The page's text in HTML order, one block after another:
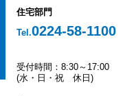
住宅部門
Tel.0224-58-1100
受付時間：8:30～17:00
(水・日・祝 休日)